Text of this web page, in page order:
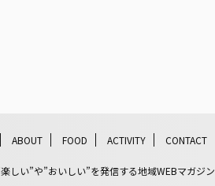
ABOUT FOOD ACTIVITY CONTACT
しい”や”おいしい”を発信する地域WEBマガジン